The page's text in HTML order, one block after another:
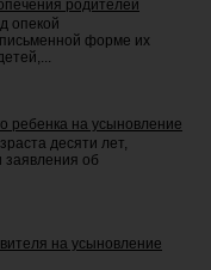
родителей
опекой
форме их
ребенка на усыновление
десяти лет,
заявления об
на усыновление